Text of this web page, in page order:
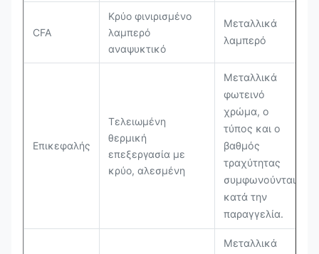
CFA
Κρύο φινιρισμένο
λαμπερό
αναψυκτικό
Μεταλλικά
λαμπερό
Επικεφαλής
Τελειωμένη
θερμική
επεξεργασία με
κρύο, αλεσμένη
Μεταλλικά
φωτεινό
χρώμα, ο
τύπος και ο
βαθμός
τραχύτητας
συμφωνούνται
κατά την
παραγγελία.
Μεταλλικά